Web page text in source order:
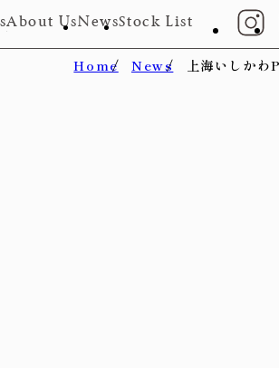
About Us NewsStock List
Home News 上海いしかわ